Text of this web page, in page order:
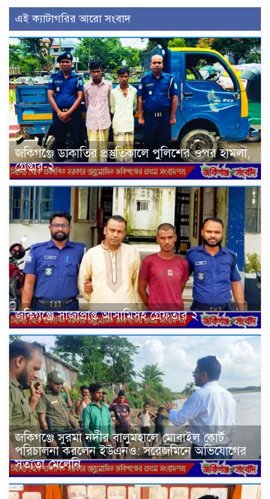
এই ক্যাটাগরির আরো সংবাদ
জকিগঞ্জে ডাকাতির প্রস্তুতিকালে পুলিশের ওপর হামলা,
গ্রেপ্তার-২
জকিগঞ্জে সাজাপ্রাপ্ত আসামিসহ গ্রেফতার ২
জকিগঞ্জে সুরমা নদীর বালুমহালে মোবাইল কোর্ট
পরিচালনা করলেন ইউএনও: সরেজমিনে অভিযোগের
সত্যতা মেলেনি